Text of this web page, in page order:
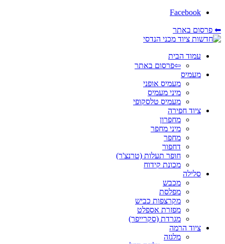
Facebook
⬅ פרסום באתר
עמוד הבית
⇦פרסום באתר
מעמיס
מעמיס אופני
מיני מעמיס
מעמיס טלסקופי
ציוד חפירה
מחפרון
מיני מחפר
מחפר
דחפור
חופר תעלות (טרנצ'ר)
מכונת קידוח
סלילה
מכבש
מפלסת
מקרצפות כביש
מפזרת אספלט
מגרדת (סקרייפר)
ציוד הרמה
מלגזה